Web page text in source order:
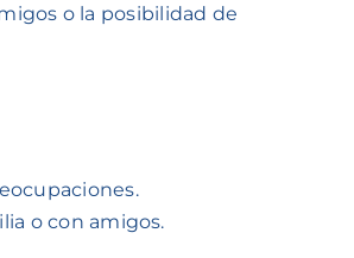
o la posibilidad de
o con amigos.